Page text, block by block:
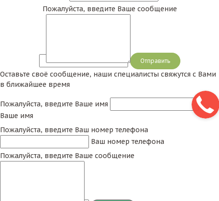
Пожалуйста, введите Ваше сообщение
Сообщение
Оставьте своё сообщение, наши специалисты свяжутся с Вами
в ближайшее время
Пожалуйста, введите Ваше имя
Ваше имя
Пожалуйста, введите Ваш номер телефона
Ваш номер телефона
Пожалуйста, введите Ваше сообщение